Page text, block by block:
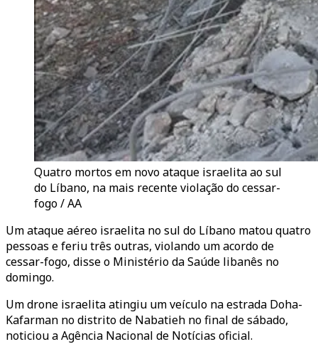
Quatro mortos em novo ataque israelita ao sul
do Líbano, na mais recente violação do cessar-
fogo / AA
Um ataque aéreo israelita no sul do Líbano matou quatro
pessoas e feriu três outras, violando um acordo de
cessar-fogo, disse o Ministério da Saúde libanês no
domingo.
Um drone israelita atingiu um veículo na estrada Doha-
Kafarman no distrito de Nabatieh no final de sábado,
noticiou a Agência Nacional de Notícias oficial.